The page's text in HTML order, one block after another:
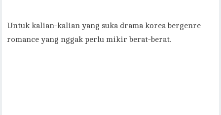
Untuk kalian-kalian yang suka drama korea bergenre
romance yang nggak perlu mikir berat-berat.